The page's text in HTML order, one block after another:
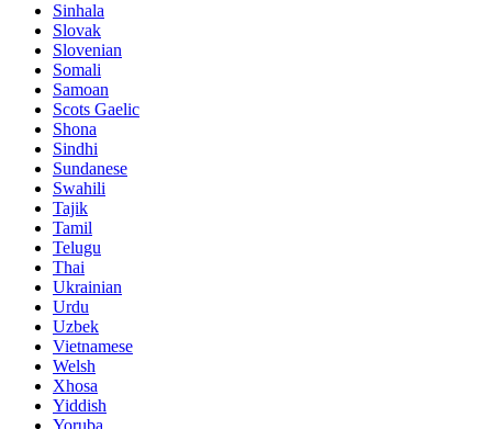
Sinhala
Slovak
Slovenian
Somali
Samoan
Scots Gaelic
Shona
Sindhi
Sundanese
Swahili
Tajik
Tamil
Telugu
Thai
Ukrainian
Urdu
Uzbek
Vietnamese
Welsh
Xhosa
Yiddish
Yoruba